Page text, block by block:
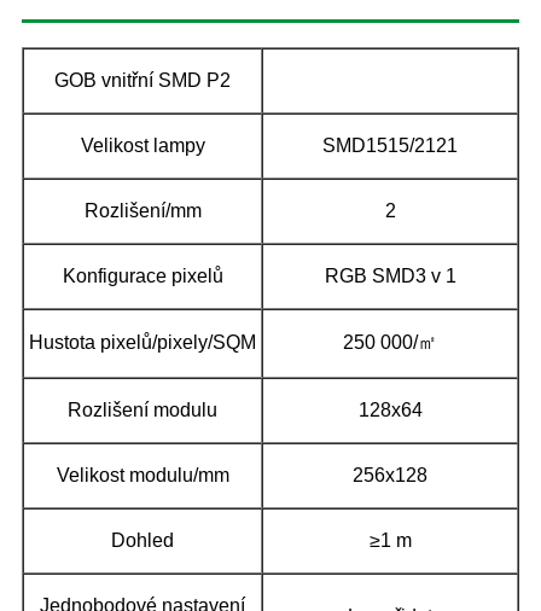
GOB vnitřní SMD P2
Velikost lampy SMD1515/2121
Rozlišení/mm 2
Konfigurace pixelů RGB SMD3 v 1
Hustota pixelů/pixely/SQM 250 000/㎡
Rozlišení modulu 128x64
Velikost modulu/mm 256x128
Dohled ≥1 m
Jednobodové nastavení